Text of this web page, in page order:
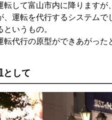
転して富山市内に降ります
運転を代行するシステム
いうもの。
代行の原型ができあがった
として